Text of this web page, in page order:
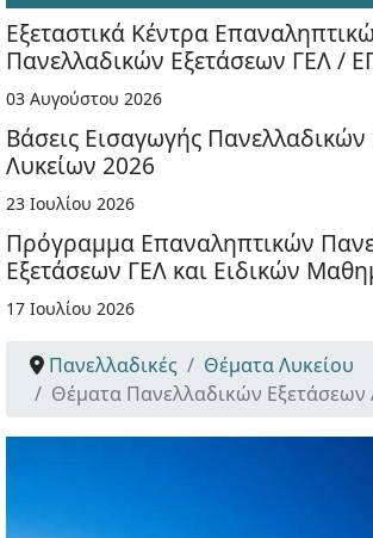
Εξεταστικά Κέντρα
Πανελλαδικών Εξετάσεων ΓΕΛ /
03 Αυγούστου 2026
Βάσεις Εισαγωγής
Λυκείων 2026
23 Ιουλίου 2026
Πρόγραμμα Επαναληπτικών
Εξετάσεων ΓΕΛ και Ειδικών
17 Ιουλίου 2026
Πανελλαδικές
Θέματα Λυκείου
Θέματα Πανελλαδικών Εξετάσεων